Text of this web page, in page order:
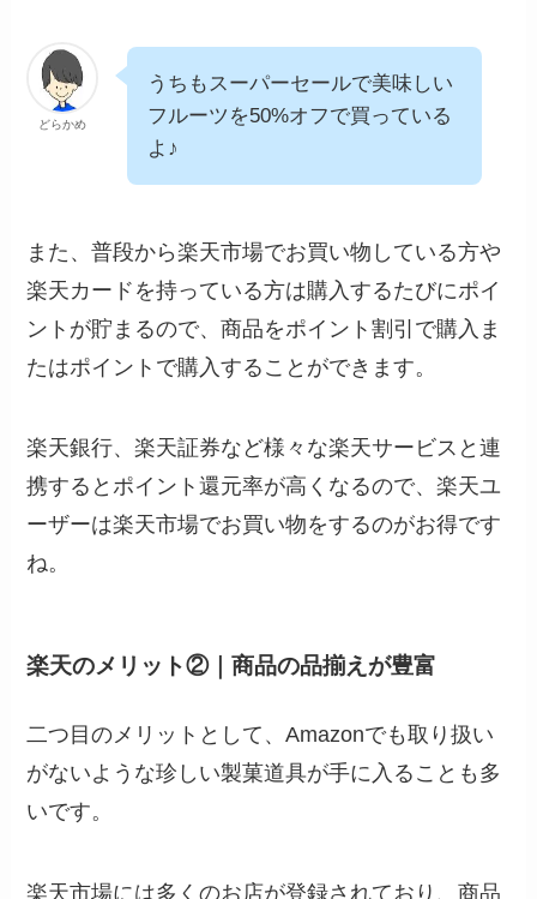
どらかめ
うちもスーパーセールで美味しい
フルーツを50%オフで買っている
よ♪
また、普段から楽天市場でお買い物している方や
楽天カードを持っている方は購入するたびにポイ
ントが貯まるので、商品をポイント割引で購入ま
たはポイントで購入することができます。
楽天銀行、楽天証券など様々な楽天サービスと連
携するとポイント還元率が高くなるので、楽天ユ
ーザーは楽天市場でお買い物をするのがお得です
ね。
楽天のメリット②｜商品の品揃えが豊富
二つ目のメリットとして、Amazonでも取り扱い
がないような珍しい製菓道具が手に入ることも多
いです。
楽天市場には多くのお店が登録されており、商品